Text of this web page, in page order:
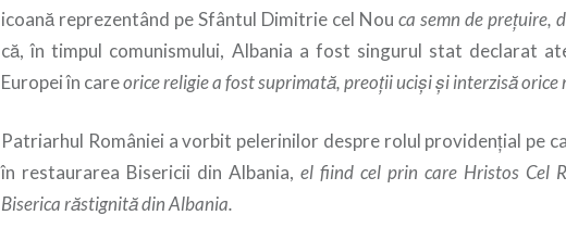
icoană reprezentând pe Sfântul Dimitrie cel Nou ca semn de preţuire,
că, în timpul comunismului, Albania a fost singurul stat declarat
Europei în careorice religie a fost suprimată, preoţii ucişi şi interzisă orice
Patriarhul României a vorbit pelerinilor despre rolul providenţial pe
în restaurarea Bisericii din Albania, el fiind cel prin care Hristos Cel
Biserica răstignită din Albania.